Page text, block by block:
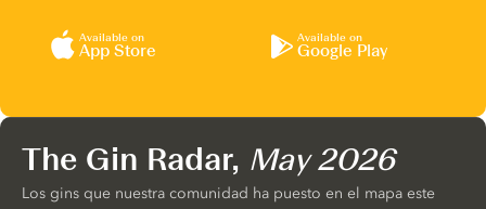
Available on
App Store
Available on
Google Play
The Gin Radar, May 2026
Los gins que nuestra comunidad ha puesto en el mapa este